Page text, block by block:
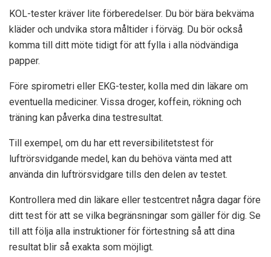
KOL-tester kräver lite förberedelser. Du bör bära bekväma
kläder och undvika stora måltider i förväg. Du bör också
komma till ditt möte tidigt för att fylla i alla nödvändiga
papper.
Före spirometri eller EKG-tester, kolla med din läkare om
eventuella mediciner. Vissa droger, koffein, rökning och
träning kan påverka dina testresultat.
Till exempel, om du har ett reversibilitetstest för
luftrörsvidgande medel, kan du behöva vänta med att
använda din luftrörsvidgare tills den delen av testet.
Kontrollera med din läkare eller testcentret några dagar före
ditt test för att se vilka begränsningar som gäller för dig. Se
till att följa alla instruktioner för förtestning så att dina
resultat blir så exakta som möjligt.